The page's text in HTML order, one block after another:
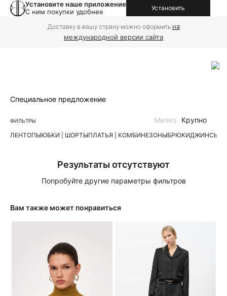
Установите наше приложение
С ним покупки удобнее
Установить
Доставку в вашу страну можно оформить на
международной версии сайта
Специальное предложение
ФИЛЬТРЫ
ЛЕНТОПЫЮБКИ | ШОРТЫПЛАТЬЯ | КОМБИНЕЗОНЫБРЮКИДЖИНСЫ
Мелко Крупно
Результаты отсутствуют
Попробуйте другие параметры фильтров
Вам также может понравиться